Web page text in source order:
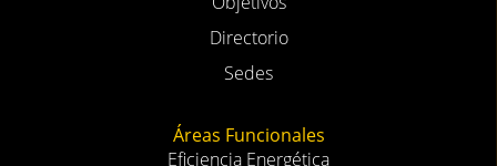
Directorio
Sedes
Áreas Funcionales
Eficiencia Energética